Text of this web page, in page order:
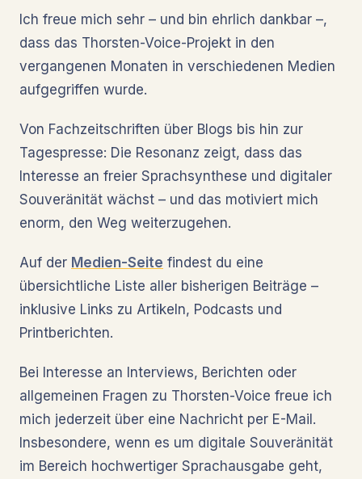
Ich freue mich sehr – und bin ehrlich dankbar –,
dass das Thorsten-Voice-Projekt in den
vergangenen Monaten in verschiedenen Medien
aufgegriffen wurde.
Von Fachzeitschriften über Blogs bis hin zur
Tagespresse: Die Resonanz zeigt, dass das
Interesse an freier Sprachsynthese und digitaler
Souveränität wächst – und das motiviert mich
enorm, den Weg weiterzugehen.
Auf der Medien-Seite findest du eine
übersichtliche Liste aller bisherigen Beiträge –
inklusive Links zu Artikeln, Podcasts und
Printberichten.
Bei Interesse an Interviews, Berichten oder
allgemeinen Fragen zu Thorsten-Voice freue ich
mich jederzeit über eine Nachricht per E-Mail.
Insbesondere, wenn es um digitale Souveränität
im Bereich hochwertiger Sprachausgabe geht,